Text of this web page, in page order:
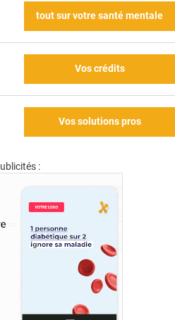
tout sur votre santé mentale
Vos crédits
Vos solutions pros
: